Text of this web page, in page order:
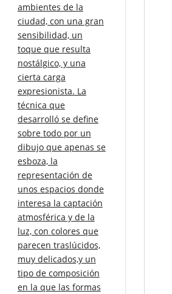
ambientes de la
ciudad, con una gran
sensibilidad, un
toque que resulta
nostálgico, y una
cierta carga
expresionista. La
técnica que
desarrolló se define
sobre todo por un
dibujo que apenas se
esboza, la
representación de
unos espacios donde
interesa la captación
atmosférica y de la
luz, con colores que
parecen traslúcidos,
muy delicados,y un
tipo de composición
en la que las formas